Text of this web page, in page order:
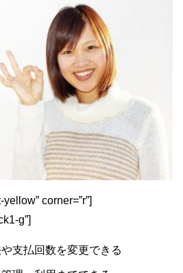
corner=”r”]
g”]
支払回数を変更できる